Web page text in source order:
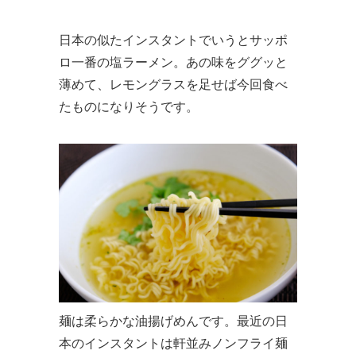
日本の似たインスタントでいうとサッポ
ロ一番の塩ラーメン。あの味をググッと
薄めて、レモングラスを足せば今回食べ
たものになりそうです。
麺は柔らかな油揚げめんです。最近の日
本のインスタントは軒並みノンフライ麺